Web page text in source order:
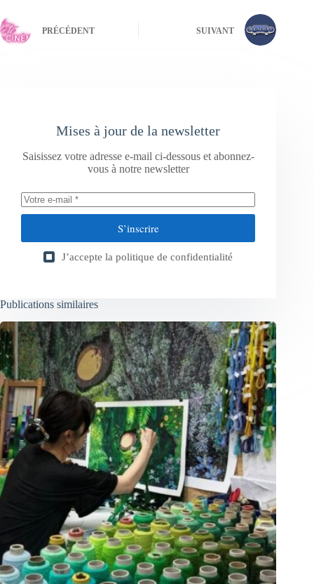
PRÉCÉDENT SUIVANT
Mises à jour de la newsletter
Saisissez votre adresse e-mail ci-dessous et abonnez-
vous à notre newsletter
S’inscrire
J’accepte la politique de confidentialité
Publications similaires